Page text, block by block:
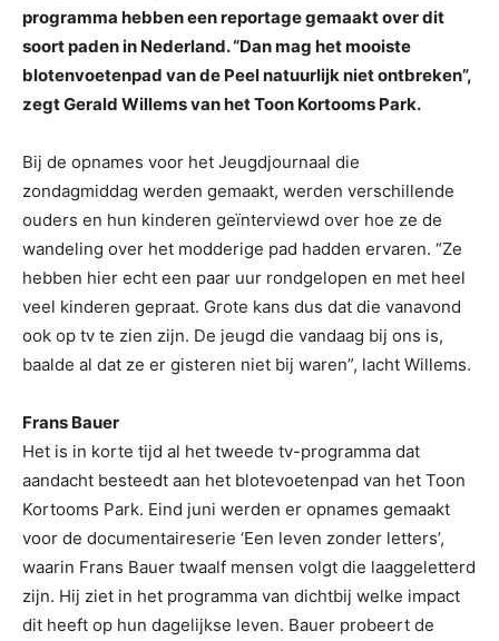
programma hebben een reportage gemaakt over dit
soort paden in Nederland. “Dan mag het mooiste
blotenvoetenpad van de Peel natuurlijk niet ontbreken”,
zegt Gerald Willems van het Toon Kortooms Park.
Bij de opnames voor het Jeugdjournaal die
zondagmiddag werden gemaakt, werden verschillende
ouders en hun kinderen geïnterviewd over hoe ze de
wandeling over het modderige pad hadden ervaren. “Ze
hebben hier echt een paar uur rondgelopen en met heel
veel kinderen gepraat. Grote kans dus dat die vanavond
ook op tv te zien zijn. De jeugd die vandaag bij ons is,
baalde al dat ze er gisteren niet bij waren”, lacht Willems.
Frans Bauer
Het is in korte tijd al het tweede tv-programma dat
aandacht besteedt aan het blotevoetenpad van het Toon
Kortooms Park. Eind juni werden er opnames gemaakt
voor de documentaireserie ‘Een leven zonder letters’,
waarin Frans Bauer twaalf mensen volgt die laaggeletterd
zijn. Hij ziet in het programma van dichtbij welke impact
dit heeft op hun dagelijkse leven. Bauer probeert de